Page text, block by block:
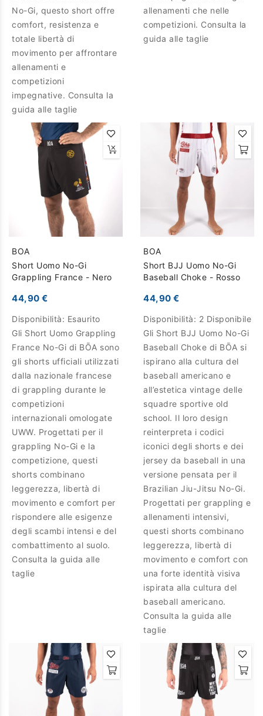
No-Gi, questo short offre
comfort, resistenza e
totale libertà di
movimento per affrontare
allenamenti e
competizioni
impegnative. Consulta la
guida alle taglie
allenamenti che nelle
competizioni. Consulta la
guida alle taglie
BOA
Short Uomo No-Gi
Grappling France - Nero
44,90 €
Disponibilità: Esaurito
Gli Short Uomo Grappling
France No-Gi di BŌA sono
gli shorts ufficiali utilizzati
dalla nazionale francese
di grappling durante le
competizioni
internazionali omologate
UWW. Progettati per il
grappling No-Gi e la
competizione, questi
shorts combinano
leggerezza, libertà di
movimento e comfort per
rispondere alle esigenze
degli scambi intensi e del
combattimento al suolo.
Consulta la guida alle
taglie
BOA
Short BJJ Uomo No-Gi
Baseball Choke - Rosso
44,90 €
Disponibilità: 2 Disponibile
Gli Short BJJ Uomo No-Gi
Baseball Choke di BŌA si
ispirano alla cultura del
baseball americano e
all’estetica vintage delle
squadre sportive old
school. Il loro design
reinterpreta i codici
iconici degli shorts e dei
jersey da baseball in una
versione pensata per il
Brazilian Jiu-Jitsu No-Gi.
Progettati per grappling e
allenamenti intensivi,
questi shorts combinano
leggerezza, libertà di
movimento e comfort con
una forte identità visiva
ispirata alla cultura del
baseball americano.
Consulta la guida alle
taglie